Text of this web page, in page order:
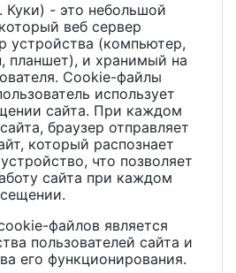
- это небольшой
веб сервер
устройства (компьютер,
планшет), и хранимый на
Cookie-файлы
использует
сайта. При каждом
браузер отправляет
который распознает
что позволяет
сайта при каждом
файлов является
пользователей сайта и
его функционирования.